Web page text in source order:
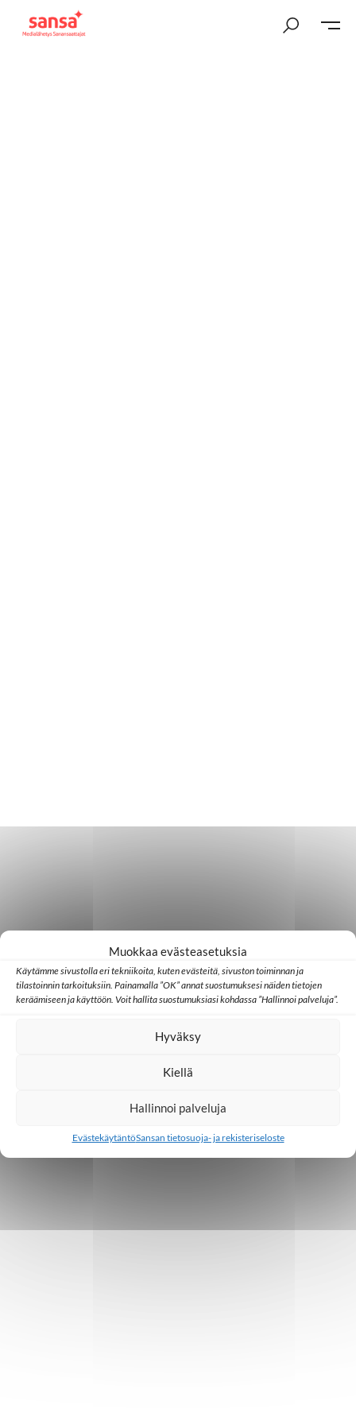
Muokkaa evästeasetuksia
Käytämme sivustolla eri tekniikoita, kuten evästeitä, sivuston toiminnan ja
tilastoinnin tarkoituksiin. Painamalla ”OK” annat suostumuksesi näiden tietojen
keräämiseen ja käyttöön. Voit hallita suostumuksiasi kohdassa ”Hallinnoi palveluja”.
Hyväksy
Kiellä
Hallinnoi palveluja
EvästekäytäntöSansan tietosuoja- ja rekisteriseloste